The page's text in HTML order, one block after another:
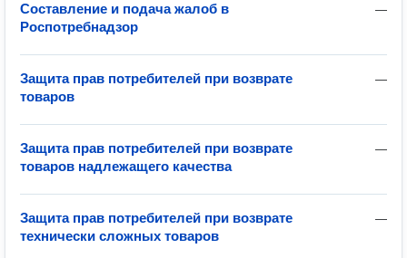
—
Составление и подача жалоб в
Роспотребнадзор
—
Защита прав потребителей при возврате
товаров
—
Защита прав потребителей при возврате
товаров надлежащего качества
—
Защита прав потребителей при возврате
технически сложных товаров